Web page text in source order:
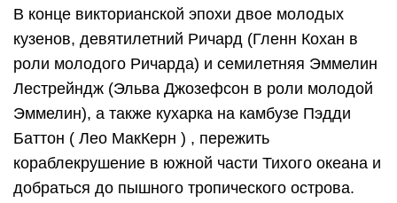
В конце викторианской эпохи двое молодых
кузенов, девятилетний Ричард (Гленн Кохан в
роли молодого Ричарда) и семилетняя Эммелин
Лестрейндж (Эльва Джозефсон в роли молодой
Эммелин), а также кухарка на камбузе Пэдди
Баттон ( Лео МакКерн ) , пережить
кораблекрушение в южной части Тихого океана и
добраться до пышного тропического острова.